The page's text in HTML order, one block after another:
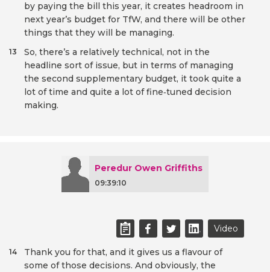
by paying the bill this year, it creates headroom in
next year’s budget for TfW, and there will be other
things that they will be managing.
So, there’s a relatively technical, not in the
headline sort of issue, but in terms of managing
the second supplementary budget, it took quite a
lot of time and quite a lot of fine‑tuned decision
making.
13
Peredur Owen Griffiths
09:39:10
Video
Thank you for that, and it gives us a flavour of
some of those decisions. And obviously, the
14